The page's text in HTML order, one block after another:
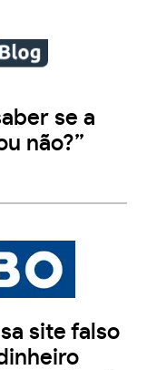
se a
não?”
site falso